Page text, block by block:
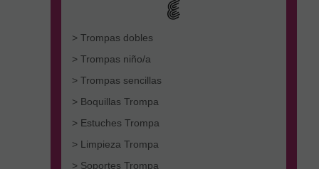
> Trompas dobles
> Trompas niño/a
> Trompas sencillas
> Boquillas Trompa
> Estuches Trompa
> Limpieza Trompa
> Soportes Trompa